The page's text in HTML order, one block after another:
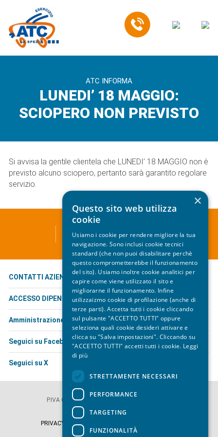
ATC INFORMA
LUNEDI’ 18 MAGGIO:
SCIOPERO NON PREVISTO
Si avvisa la gentile clientela che LUNEDI’ 18 MAGGIO non è
previsto alcuno sciopero, pertanto sarà garantito regolare
servizio.
Via Leopardi, 1 - 19124 La Spezia
CONTATTI AZIENDALI
ACCESSO DIPENDENTI
Amministrazione trasparente
Seguici su Facebook
Seguici su X
© ATC Esercizio S.p.A.
P.IVA 01222260117 | Iscrizione REA SP 110812
PEC atceserciziospa@legalmail.it
PRIVACY POLICY
×
Questo sito web utilizza
cookie
Usiamo i cookie per rendere migliore la tua
navigazione. Sono inclusi cookie tecnici
standard (che non puoi disabilitare perchè
questo comprometterebbe il funzionamento
del sito). Usiamo inoltre cookie analitici per
capire come viene utilizzato il sito e
migliorarne il funzionamento. Infine
utilizzaizmo cookie di profilazione (anche di
terze parti). Accetta tutti i cookie cliccando
sul pulsante "ACCETTO TUTTI" oppure
seleziona quali cookie desideri attivare e
clicca su "Salva impostazioni". Cliccando su
"ACCETTO TUTTI" accetti tutti i cookie. Leggi
di più
STRETTAMENTE NECESSARI
PERFORMANCE
TARGETING
FUNZIONALITÀ